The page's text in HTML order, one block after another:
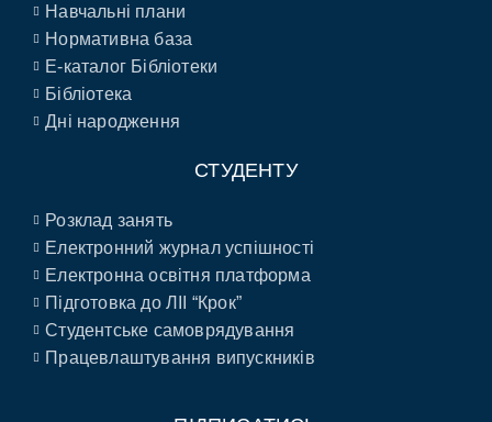
Навчальні плани
Нормативна база
E-каталог Бібліотеки
Бібліотека
Дні народження
СТУДЕНТУ
Розклад занять
Електронний журнал успішності
Електронна освітня платформа
Підготовка до ЛІІ “Крок”
Студентське самоврядування
Працевлаштування випускників